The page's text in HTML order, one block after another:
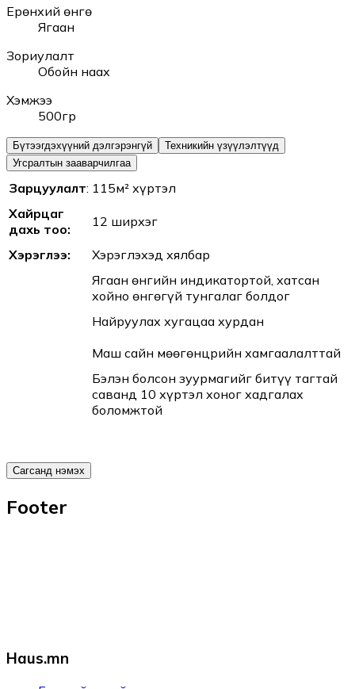
Ерөнхий өнгө
Ягаан
Зориулалт
Обойн наах
Хэмжээ
500гр
Бүтээгдэхүүний дэлгэрэнгүй
Техникийн үзүүлэлтүүд
Угсралтын зааварчилгаа
Зарцуулалт: 115м² хүртэл
Хайрцаг
дахь тоо:
12 ширхэг
Хэрэглээ:
Хэрэглэхэд хялбар
Ягаан өнгийн индикатортой, хатсан
хойно өнгөгүй тунгалаг болдог
Найруулах хугацаа хурдан
Маш сайн мөөгөнцрийн хамгаалалттай
Бэлэн болсон зуурмагийг битүү тагтай
саванд 10 хүртэл хоног хадгалах
боломжтой
Сагсанд нэмэх
Footer
Haus.mn